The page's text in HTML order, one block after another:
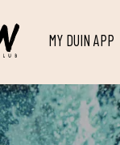
MY DUIN APP